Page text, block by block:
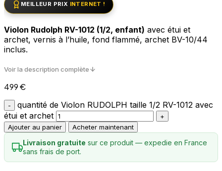
MEILLEUR PRIX INTERNET !
Violon Rudolph RV-1012 (1/2, enfant) avec étui et
archet, vernis à l’huile, fond flammé, archet BV-10/44
inclus.
Voir la description complète
499€
quantité de Violon RUDOLPH taille 1/2 RV-1012 avec
étui et archet
Ajouter au panier Acheter maintenant
Livraison gratuite sur ce produit — expedie en France
sans frais de port.